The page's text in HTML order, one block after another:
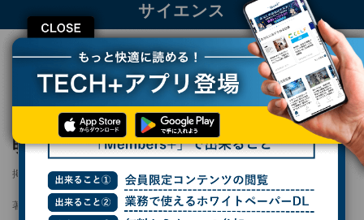
CLOSE
サイエンス
TECH+ テクノロジー
サイエンス
ゴムはなぜ裂ける? 住友ゴムがメカニズムを解明、タイヤの耐摩耗性向上へ
ゴムはなぜ裂ける? 住友ゴムがメカニズムを解
明、タイヤの耐摩耗性向上へ
掲載日 2025/03/21 20:00
著者： 庄司亮一